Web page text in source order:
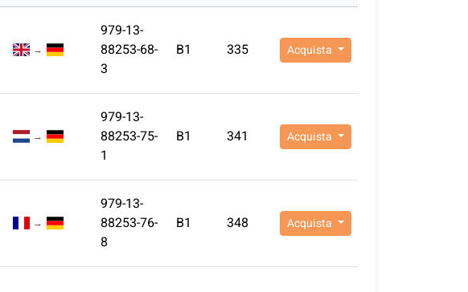
→
979-13-
88253-68-
3
B1 335 Acquista
→
979-13-
88253-75-
1
B1 341 Acquista
→
979-13-
88253-76-
8
B1 348 Acquista